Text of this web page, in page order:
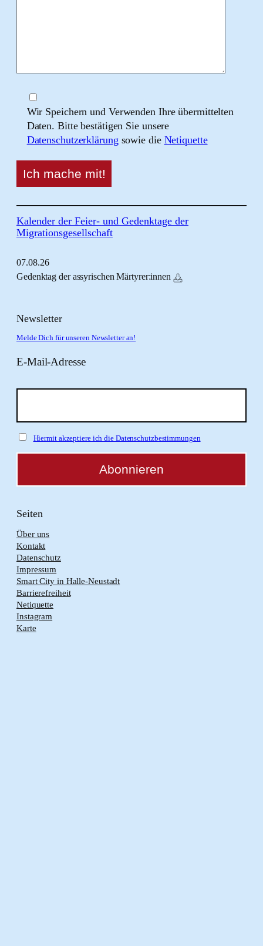
Wir Speichern und Verwenden Ihre übermittelten
Daten. Bitte bestätigen Sie unsere
Datenschutzerklärung sowie die Netiquette
Kalender der Feier- und Gedenktage der
Migrationsgesellschaft
07.08.26
Gedenktag der assyrischen Märtyrer:innen
Newsletter
Melde Dich für unseren Newsletter an!
E-Mail-Adresse
Hiermit akzeptiere ich die Datenschutzbestimmungen
Seiten
Über uns
Kontakt
Datenschutz
Impressum
Smart City in Halle-Neustadt
Barrierefreiheit
Netiquette
Instagram
Karte